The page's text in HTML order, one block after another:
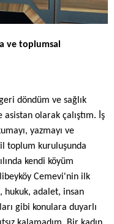
ve toplumsal
döndüm ve sağlık
olarak çalıştım. İş
yazmayı ve
toplum kuruluşunda
kendi köyüm
Cemevi'nin ilk
hukuk, adalet, insan
gibi konulara duyarlı